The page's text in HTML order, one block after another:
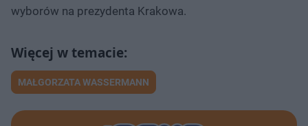
wyborów na prezydenta Krakowa.
MAŁGORZATA WASSERMANN